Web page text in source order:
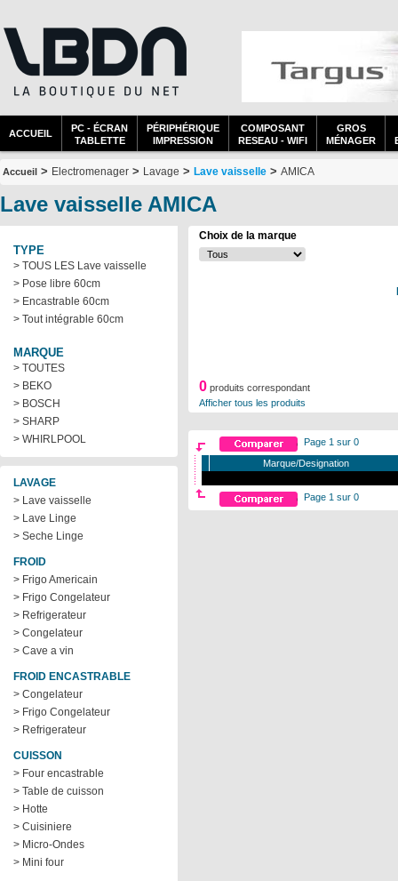
ACCUEIL
PC - ÉCRAN
TABLETTE
PÉRIPHÉRIQUE
IMPRESSION
COMPOSANT
RESEAU - WIFI
GROS
MÉNAGER
Accueil > Electromenager > Lavage > Lave vaisselle > AMICA
Lave vaisselle AMICA
TYPE
> TOUS LES Lave vaisselle
> Pose libre 60cm
> Encastrable 60cm
> Tout intégrable 60cm
MARQUE
> TOUTES
> BEKO
> BOSCH
> SHARP
> WHIRLPOOL
LAVAGE
> Lave vaisselle
> Lave Linge
> Seche Linge
FROID
> Frigo Americain
> Frigo Congelateur
> Refrigerateur
> Congelateur
> Cave a vin
FROID ENCASTRABLE
> Congelateur
> Frigo Congelateur
> Refrigerateur
CUISSON
> Four encastrable
> Table de cuisson
> Hotte
> Cuisiniere
> Micro-Ondes
> Mini four
Choix de la marque
0 produits correspondant
Afficher tous les produits
Page 1 sur 0
Marque/Designation
Page 1 sur 0